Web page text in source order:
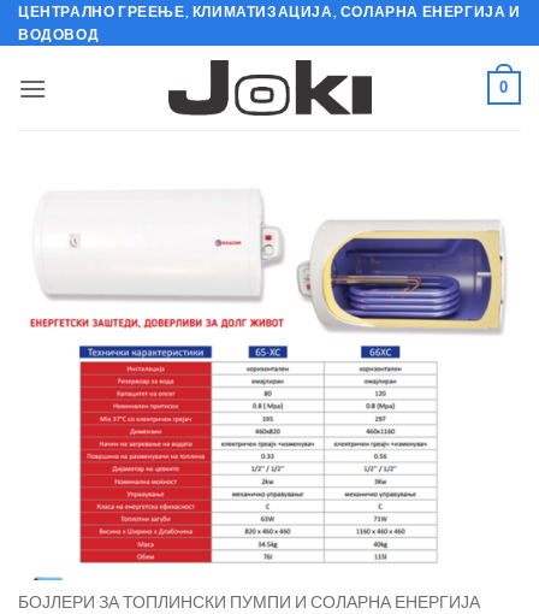
Skip
to
ЦЕНТРАЛНО ГРЕЕЊЕ, КЛИМАТИЗАЦИЈА, СОЛАРНА ЕНЕРГИЈА И
ВОДОВОД
0
БОЈЛЕРИ ЗА ТОПЛИНСКИ ПУМПИ И СОЛАРНА ЕНЕРГИЈА